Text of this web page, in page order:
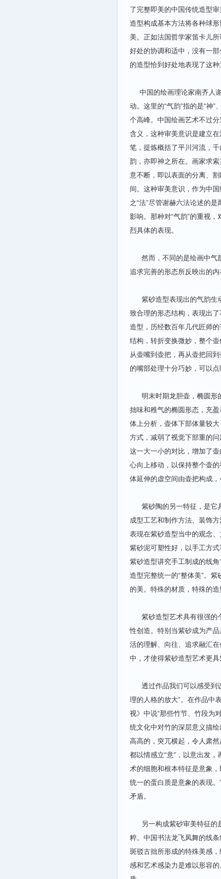
了完整即美的中国传统造型
造型构成基本方法将各种球
美。正如法国哲学家笛卡儿
好处的协调和适中，没有一
的造型恰到好处地表现了这
中国的绘画理论家南齐人谢
动。这里的“气韵”指的是“神
个高峰。中国绘画艺术不过
含义，这种审美意识是建立
笔，提炼概括了平川河流，
韵，亦即神之所在。画家求
意不断，即以表面的分离、
间。这种审美意识，作为中
之“法”尽管谢赫六法论述的
影响。那种对“气韵”的重视
烈具体的表现。
然而，不同的是绘画中气
追求完善的形态所反映出的内
紫砂造型表现出的气韵生
致合理的形态结构，表现出
造型，历经数百年几代匠师
结构，转折变换微妙，整个
从壶嘴到壶把，再从壶把回
的嘴部处理十分巧妙，可以
明末时期龙胆壶，椭圆形
拙味和稚气的椭圆形态，充
体上分析，壶体下部体量较
方式，减弱了视觉下部重的
这一大一小的对比，增加了
心向上移动，以保持整个壶
体延伸的虚空间由壶把构成
紫砂陶的另一特征，是它
成型工艺和制作方法、装饰
表现在紫砂造型当中的观念
紫砂泥可塑性好，以手工方
紫砂造型讲究手工制成的线角
造型完整统一的“整体美”。
的美。特殊的材质，特殊的
紫砂造型艺术具有很强的
性创造。特别当紫砂成为产
活的理解、向往、追求融汇
中，才使得紫砂造型艺术更
透过作品我们可以感受到
理的人格的放大”。在作品中
视》中说“那些竹节、竹段为
统文化中对竹的深层意义描绘
高高的，突兀横起，令人肃
都以情感立“意”，以意出发
术的细胞和根本特征是意象
统一的蛋白质是意象的表现
矛盾。
另一构成紫砂审美特征的
粹。中国书法龙飞凤舞的线
斑驳古拙所形成的特殊美感
感和艺术感染力是难以形容